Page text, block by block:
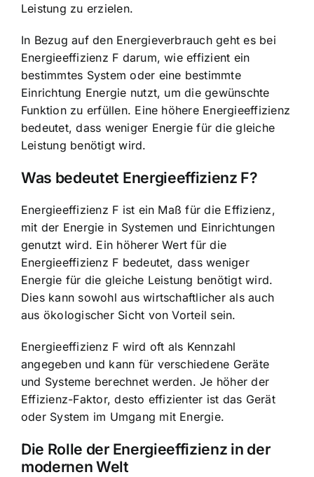
Leistung zu erzielen.
In Bezug auf den Energieverbrauch geht es bei
Energieeffizienz F darum, wie effizient ein
bestimmtes System oder eine bestimmte
Einrichtung Energie nutzt, um die gewünschte
Funktion zu erfüllen. Eine höhere Energieeffizienz
bedeutet, dass weniger Energie für die gleiche
Leistung benötigt wird.
Was bedeutet Energieeffizienz F?
Energieeffizienz F ist ein Maß für die Effizienz,
mit der Energie in Systemen und Einrichtungen
genutzt wird. Ein höherer Wert für die
Energieeffizienz F bedeutet, dass weniger
Energie für die gleiche Leistung benötigt wird.
Dies kann sowohl aus wirtschaftlicher als auch
aus ökologischer Sicht von Vorteil sein.
Energieeffizienz F wird oft als Kennzahl
angegeben und kann für verschiedene Geräte
und Systeme berechnet werden. Je höher der
Effizienz-Faktor, desto effizienter ist das Gerät
oder System im Umgang mit Energie.
Die Rolle der Energieeffizienz in der
modernen Welt